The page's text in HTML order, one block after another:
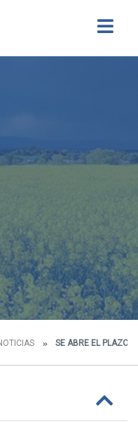
SE ABRE EL PLAZO